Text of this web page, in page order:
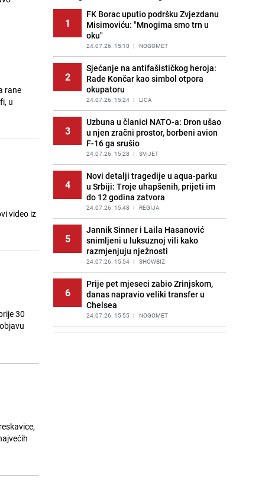
rane
u
video iz
30
BOSNA I HERCEGOVINA
12
Kao iz slastičarne: Rolada od
čokolade i kokosa bez pečenja,
jednostavan desert bez imalo muke
PRIJE 2 DANA | RECEPTI
13
Tajna savršenog makedonskog
ajvara: Stari recept za kremast i
bogat okus
PRIJE 2 DANA | RECEPTI
14
Tuga potresla grad na Uni:
Preminula Lejla Muhić (39),
sugrađani u nevjerici
PRIJE 2 DANA | BOSNA I HERCEGOVINA
15
Borba trajala satima: Pogledajte
'grdosiju' od skoro tri metra koju su
braća izvukla iz mora
PRIJE 1 DAN | SVIJET
1
FK Borac uputio podršku Zvjezdanu
Misimoviću: "Mnogima smo trn u
oku"
24.07.26. 15:10 | NOGOMET
2
Sjećanje na antifašističkog heroja:
Rade Končar kao simbol otpora
okupatoru
24.07.26. 15:24 | LICA
3
Uzbuna u članici NATO-a: Dron ušao
u njen zračni prostor, borbeni avion
F-16 ga srušio
24.07.26. 15:28 | SVIJET
4
Novi detalji tragedije u aqua-parku
u Srbiji: Troje uhapšenih, prijeti im
do 12 godina zatvora
24.07.26. 15:48 | REGIJA
5
Jannik Sinner i Laila Hasanović
snimljeni u luksuznoj vili kako
razmjenjuju nježnosti
24.07.26. 15:54 | SHOWBIZ
6
Prije pet mjeseci zabio Zrinjskom,
danas napravio veliki transfer u
Chelsea
24.07.26. 15:55 | NOGOMET